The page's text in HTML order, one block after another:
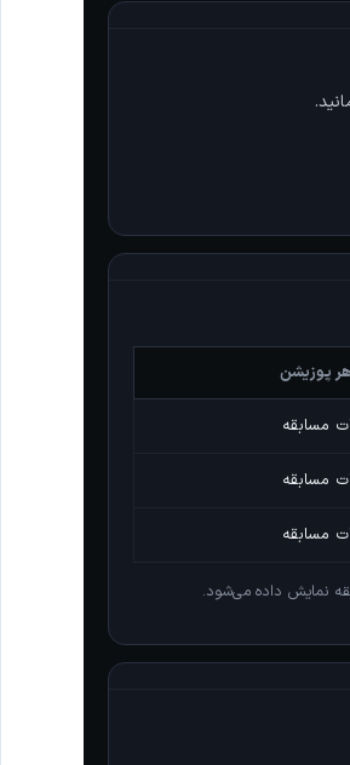
هر پوزیشن
مسابقه
مسابقه
مسابقه
نمایش داده می‌شود.